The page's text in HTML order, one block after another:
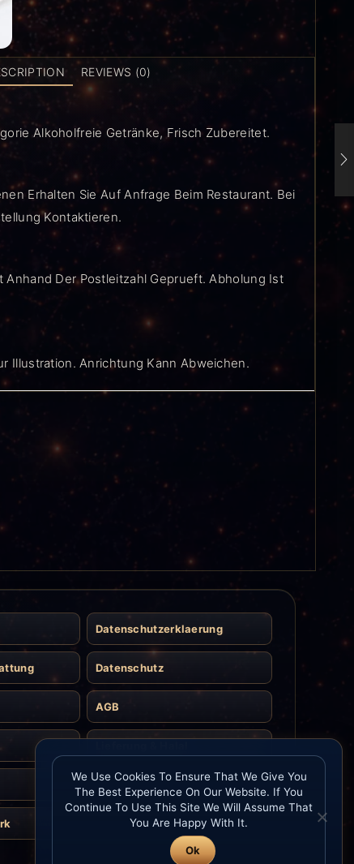
REVIEWS (0)
Alkoholfreie Getränke, Frisch Zubereitet.
Erhalten Sie Auf Anfrage Beim Restaurant. Bei
Kontaktieren.
Anhand Der Postleitzahl Geprueft. Abholung Ist
Illustration. Anrichtung Kann Abweichen.
Datenschutzerklaerung
Datenschutz
AGB
Kontakt
We Use Cookies To Ensure That We Give You
The Best Experience On Our Website. If You
Continue To Use This Site We Will Assume That
You Are Happy With It.
Ok